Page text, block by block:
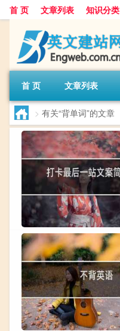
首 页 文章列表 知识分类
首 页 文章列表
> 有关“背单词”的文章